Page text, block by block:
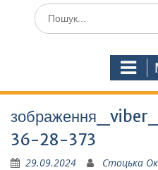
Шукати:
36-28-373
29.09.2024 Стоцька